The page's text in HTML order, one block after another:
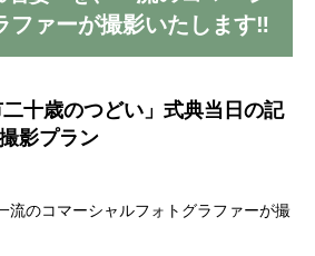
ファーが撮影いたします‼
十歳のつどい」式典当日の記
影プラン
流のコマーシャルフォトグラファーが撮